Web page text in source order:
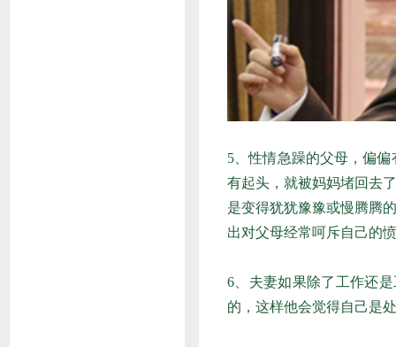
5、性情急躁的父母，偏
有起头，就被妈妈堵回去
是变得犹犹豫豫或慢腾腾
出对父母经常呵斥自己的
6、夫妻如果除了工作还
的，这样他会觉得自己是